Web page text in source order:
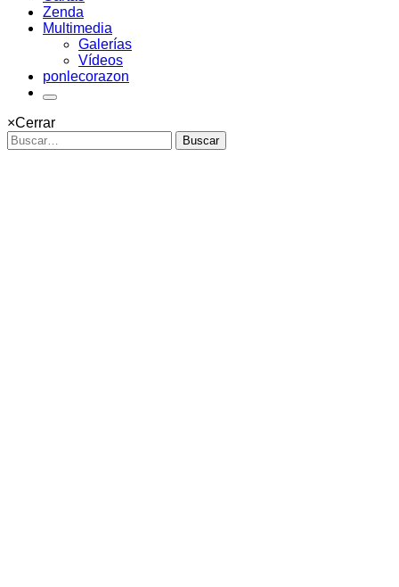
Zenda
Multimedia
Galerías
Vídeos
ponlecorazon
×Cerrar
Buscar